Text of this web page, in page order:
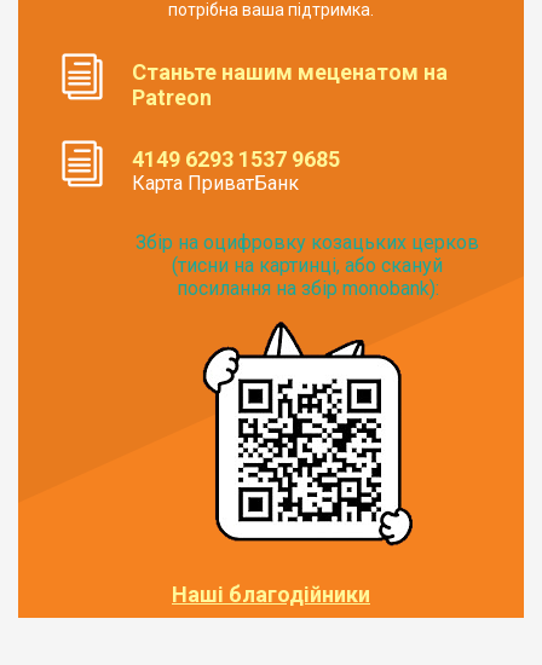
потрібна ваша підтримка.
Станьте нашим меценатом на
Patreon
4149 6293 1537 9685
Карта ПриватБанк
Збір на оцифровку козацьких церков
(тисни на картинці, або скануй
посилання на збір monobank):
Наші благодійники